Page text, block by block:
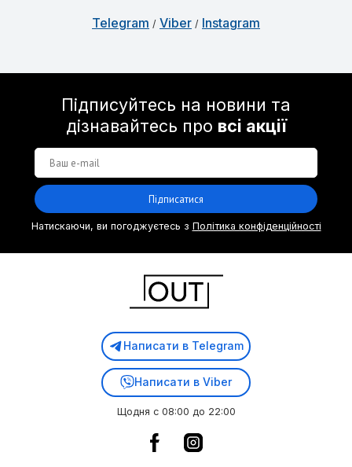
Telegram / Viber / Instagram
Підписуйтесь на новини та
дізнавайтесь про всі акції
Підписатися
Натискаючи, ви погоджуєтесь з Політика конфіденційності
Написати в Telegram
Написати в Viber
Щодня с 08:00 до 22:00